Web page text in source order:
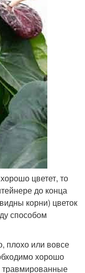
цветет, то
до конца
корни) цветок
способом
плохо или вовсе
хорошо
травмированные